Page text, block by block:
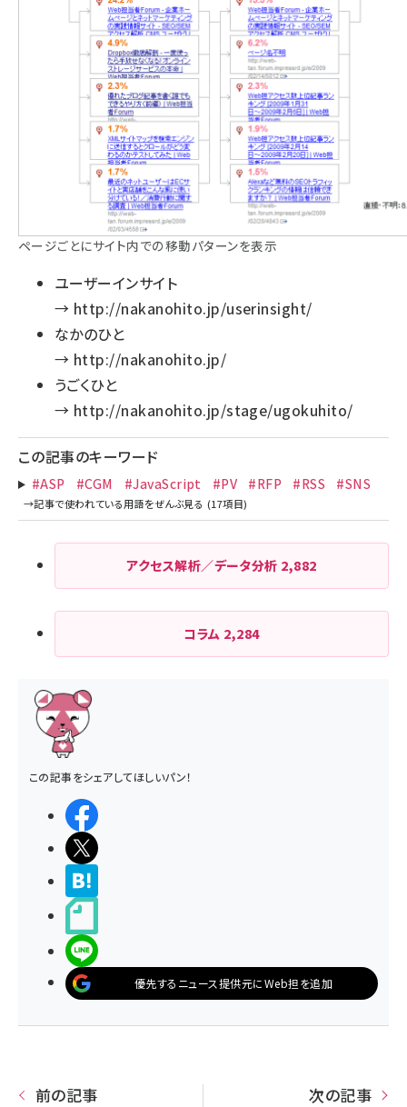
ページごとにサイト内での移動パターンを表示
ユーザーインサイト
→ http://nakanohito.jp/userinsight/
なかのひと
→ http://nakanohito.jp/
うごくひと
→ http://nakanohito.jp/stage/ugokuhito/
この記事のキーワード
#ASP #CGM #JavaScript #PV #RFP #RSS #SNS
アクセス解析／データ分析 2,882
コラム 2,284
この記事をシェアしてほしいパン！
優先するニュース提供元にWeb担を追加
前の記事 次の記事